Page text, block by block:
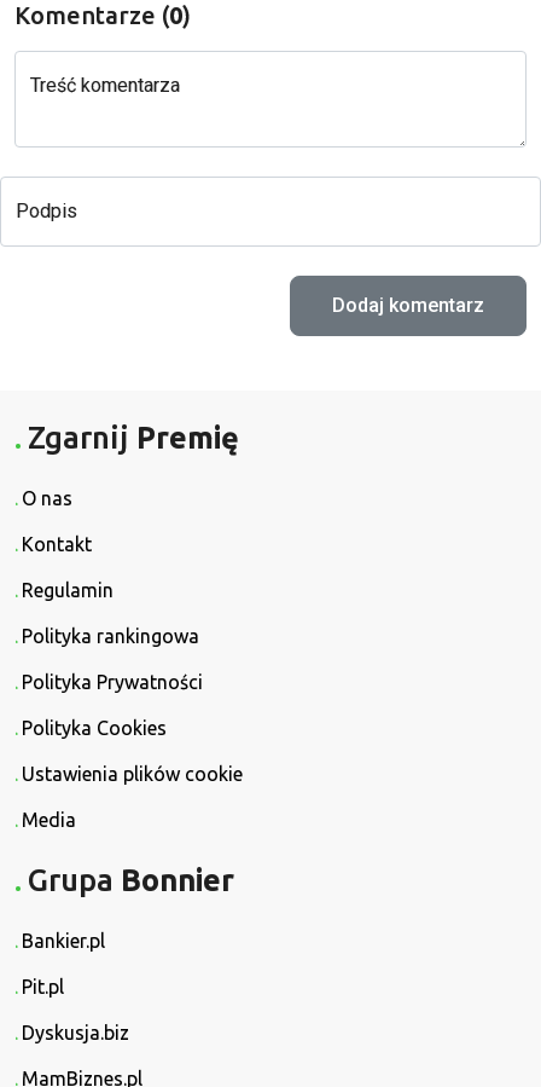
Komentarze (0)
Treść komentarza
Podpis
Zgarnij Premię
O nas
Kontakt
Regulamin
Polityka rankingowa
Polityka Prywatności
Polityka Cookies
Ustawienia plików cookie
Media
Grupa Bonnier
Bankier.pl
Pit.pl
Dyskusja.biz
MamBiznes.pl